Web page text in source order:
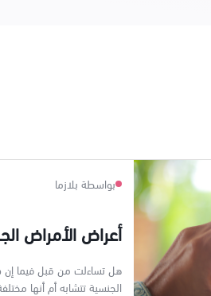
بواسطة بلازما
أعراض الأمراض
هل تساءلت من قبل فيما إن
الجنسية تتشابه أم أنها